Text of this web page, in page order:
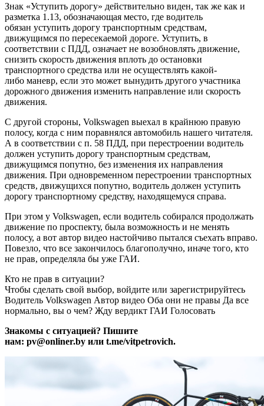
Знак «Уступить дорогу» действительно виден, так же как и
разметка 1.13, обозначающая место, где водитель
обязан уступить дорогу транспортным средствам,
движущимся по пересекаемой дороге. Уступить, в
соответствии с ПДД, означает не возобновлять движение,
снизить скорость движения вплоть до остановки
транспортного средства или не осуществлять какой-
либо маневр, если это может вынудить другого участника
дорожного движения изменить направление или скорость
движения.
С другой стороны, Volkswagen выехал в крайнюю правую
полосу, когда с ним поравнялся автомобиль нашего читателя.
А в соответствии с п. 58 ПДД, при перестроении водитель
должен уступить дорогу транспортным средствам,
движущимся попутно, без изменения их направления
движения. При одновременном перестроении транспортных
средств, движущихся попутно, водитель должен уступить
дорогу транспортному средству, находящемуся справа.
При этом у Volkswagen, если водитель собирался продолжать
движение по проспекту, была возможность и не менять
полосу, а вот автор видео настойчиво пытался съехать вправо.
Повезло, что все закончилось благополучно, иначе того, кто
не прав, определяла бы уже ГАИ.
Кто не прав в ситуации?
Чтобы сделать свой выбор, войдите или зарегистрируйтесь
Водитель Volkswagen Автор видео Оба они не правы Да все
нормально, вы о чем? Жду вердикт ГАИ Голосовать
Знакомы с ситуацией? Пишите
нам: pv@onliner.by или t.me/vitpetrovich.